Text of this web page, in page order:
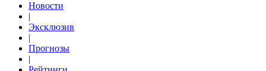
Новости
|
Эксклюзив
|
Прогнозы
|